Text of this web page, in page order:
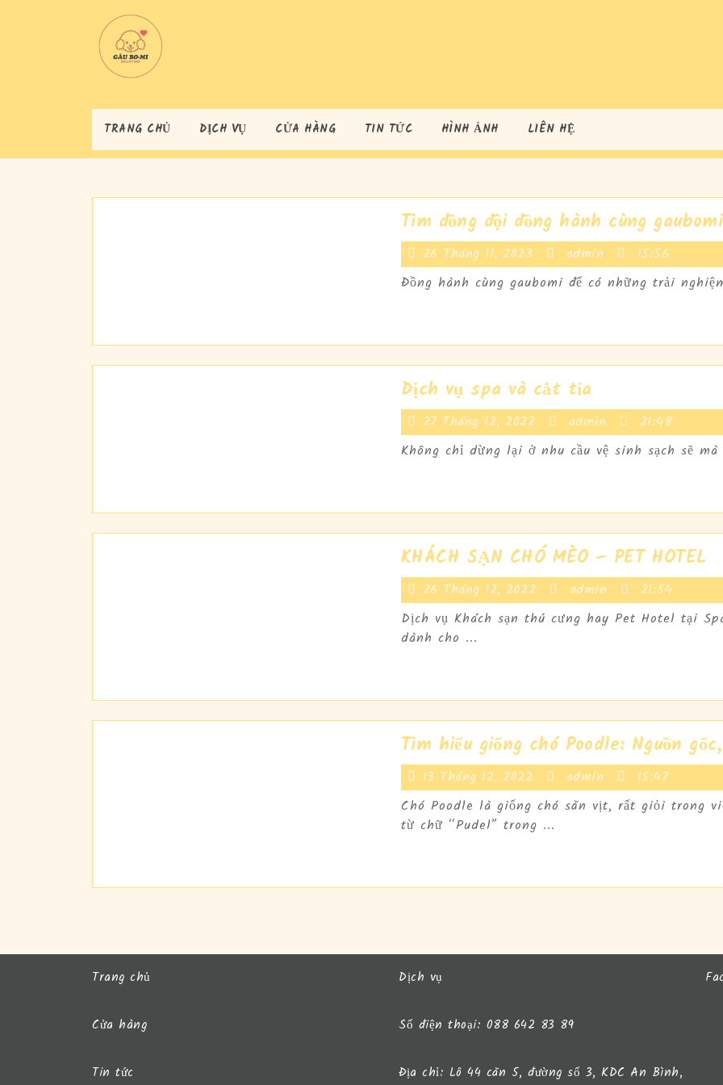
TRANG CHỦ DỊCH VỤ CỬA HÀNG TIN TỨC HÌNH ẢNH LIÊN HỆ
Tìm đồng đội đồng hành cùng gaubomi
26 Tháng 11, 2023
26
Tháng
11,
admin admin15:56
Đồng hành cùng gaubomi để có những trải
Dịch vụ spa và cắt tỉa
vụ
spa
và
27 Tháng 12, 2022
27
Tháng
12,
admin admin21:48
Không chỉ dừng lại ở nhu cầu vệ sinh sạch sẽ
KHÁCH SẠN CHÓ MÈO – PET HOTEL
26 Tháng 12, 2022
26
Tháng
12,
admin admin21:54
Dịch vụ Khách sạn thú cưng hay Pet Hotel tại
dành cho ...
Tìm hiểu giống chó Poodle: Nguồn
13 Tháng 12, 2022
13
Tháng
12,
2022
admin admin15:47
Chó Poodle là giống chó săn vịt, rất giỏi trong
từ chữ “Pudel” trong ...
Trang chủ
Cửa hàng
Tin tức
Dịch vụ
Số điện thoại: 088 642 83 89
Địa chỉ: Lô 44 căn 5, đường số 3, KDC An Bình,